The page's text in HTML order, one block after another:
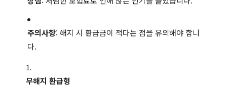
주의사항: 해지 시 환급금이 적다는 점을 유의해야 합니
다.
무해지 환급형